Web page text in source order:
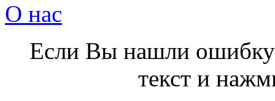
О нас
Если Вы нашли ошибку
текст и